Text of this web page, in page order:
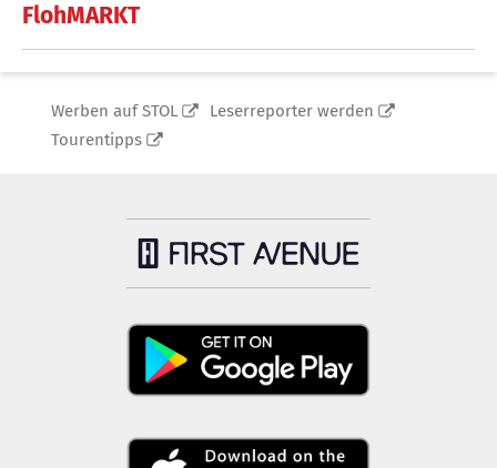
FlohMARKT
Werben auf STOL
Leserreporter werden
Tourentipps